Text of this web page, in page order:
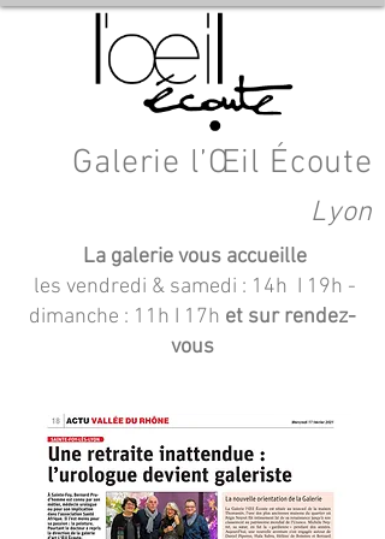
Galerie l’Œil Écoute
Lyon
La galerie vous accueille
les vendredi & samedi : 14h I 19h -
dimanche : 11h I 17h et sur rendez-
vous